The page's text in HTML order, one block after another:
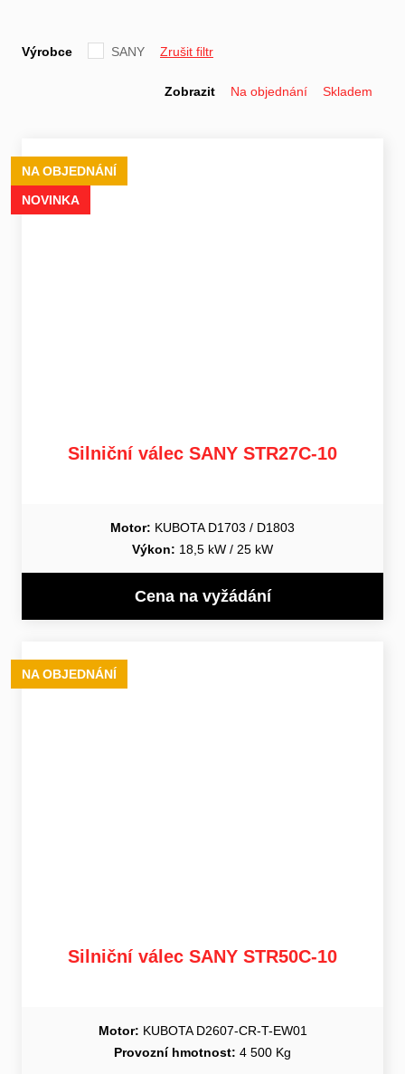
Výrobce SANY Zrušit filtr
Zobrazit Na objednání Skladem
NA OBJEDNÁNÍ
NOVINKA
Silniční válec SANY STR27C-10
Motor: KUBOTA D1703 / D1803
Výkon: 18,5 kW / 25 kW
Cena na vyžádání
NA OBJEDNÁNÍ
Silniční válec SANY STR50C-10
Motor: KUBOTA D2607-CR-T-EW01
Provozní hmotnost: 4 500 Kg